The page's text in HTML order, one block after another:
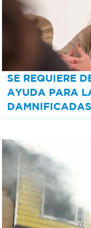
SE REQUIERE
AYUDA PARA
DAMNIFICADAS